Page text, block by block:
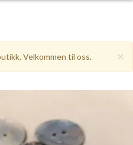
×
Velkommen til oss.